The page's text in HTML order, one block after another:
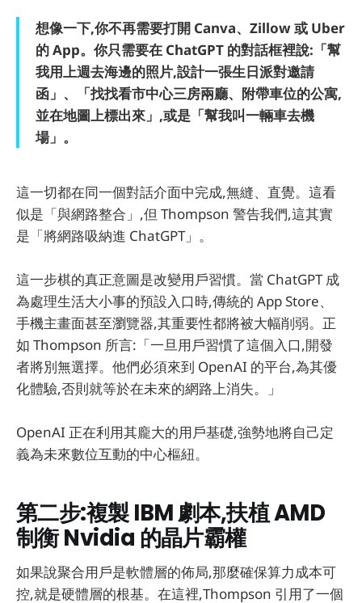
想像一下,你不再需要打開 Canva、Zillow 或 Uber
的 App。你只需要在 ChatGPT 的對話框裡說:「幫
我用上週去海邊的照片,設計一張生日派對邀請
函」、「找找看市中心三房兩廳、附帶車位的公寓,
並在地圖上標出來」,或是「幫我叫一輛車去機
場」。
這一切都在同一個對話介面中完成,無縫、直覺。這看
似是「與網路整合」,但 Thompson 警告我們,這其實
是「將網路吸納進 ChatGPT」。
這一步棋的真正意圖是改變用戶習慣。當 ChatGPT 成
為處理生活大小事的預設入口時,傳統的 App Store、
手機主畫面甚至瀏覽器,其重要性都將被大幅削弱。正
如 Thompson 所言:「一旦用戶習慣了這個入口,開發
者將別無選擇。他們必須來到 OpenAI 的平台,為其優
化體驗,否則就等於在未來的網路上消失。」
OpenAI 正在利用其龐大的用戶基礎,強勢地將自己定
義為未來數位互動的中心樞紐。
第二步:複製 IBM 劇本,扶植 AMD
制衡 Nvidia 的晶片霸權
如果說聚合用戶是軟體層的佈局,那麼確保算力成本可
控,就是硬體層的根基。在這裡,Thompson 引用了一個